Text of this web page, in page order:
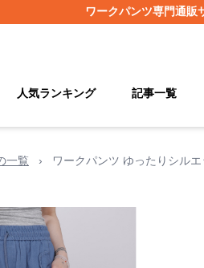
ワークパンツ専門通販
人気ランキング 記事一覧
一覧 › ワークパンツ ゆったりシル